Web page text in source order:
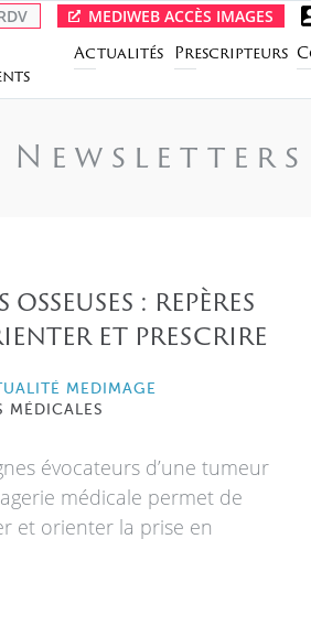
MEDIWEB ACCÈS IMAGES
Actualités Prescripteurs
Newsletters
: repères
et prescrire
MEDIMAGE
MÉDICALES
évocateurs d’une tumeur
médicale permet de
et orienter la prise en